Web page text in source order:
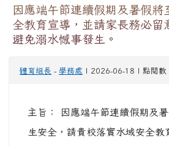
因應端午節連續假期及暑假將
全教育宣導，並請家長務必留
避免溺水憾事發生。
體育組長 - 學務處 | 2026-06-18 | 點閱數
主旨： 因應端午節連續假期及
生安全，請貴校落實水域安全教